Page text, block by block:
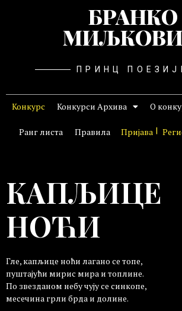
БРАНКО
ПРИНЦ
Конкурс Конкурси Архива О
Ранг листа Правила Пријава
КАПЉИЦЕ
НОЋИ
Гле, капљице ноћи лагано се топе,
пуштајући мирис мира и топлине.
По звезданом небу чују се синкопе,
месечина грли брда и долине.